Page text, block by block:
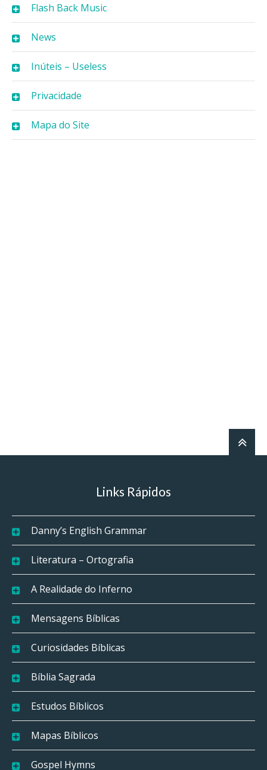
Flash Back Music
News
Inúteis – Useless
Privacidade
Mapa do Site
Links Rápidos
Danny’s English Grammar
Literatura – Ortografia
A Realidade do Inferno
Mensagens Bíblicas
Curiosidades Bíblicas
Bíblia Sagrada
Estudos Bíblicos
Mapas Bíblicos
Gospel Hymns